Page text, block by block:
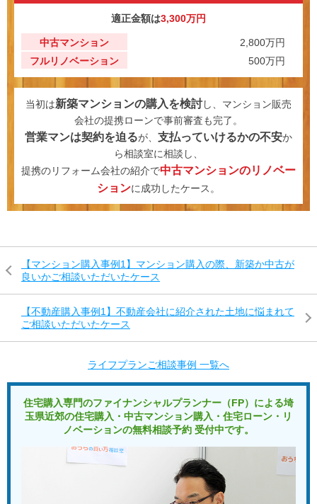
【外部リンク】日本全国70店舗 おうちの買い方相談室グループ
facebookInstagram
適正金額は3,300万円
中古マンション
2,800万円
フルリノベーション
500万円
当初は新築マンションの購入を検討し、マンション販売
会社の提携ローンで事前審査も完了。
営業マンは契約を迫るが、 支払っていけるかの不安か
ら相談室に相談し、
提携のリフォーム会社の紹介で中古マンションのリノベー
ションに成功したケース。
【マンション購入事例1】マンション購入の際、新築か中古が
良いかご相談いただいたケース
【不動産購入事例1】不動産会社に紹介された土地に悩まれて
ご相談いただいたケース
ライフプランご相談事例 一覧へ
住宅購入専門のファイナンシャルプランナー（FP）による埼
玉県近郊の住宅購入・中古マンション購入・住宅ローン・リ
ノベーションの無料相談予約 受付中です。